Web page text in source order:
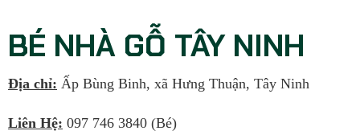
BÉ NHÀ GỖ TÂY NINH
Địa chỉ: Ấp Bùng Binh, xã Hưng Thuận, Tây Ninh
Liên Hệ: 097 746 3840 (Bé)